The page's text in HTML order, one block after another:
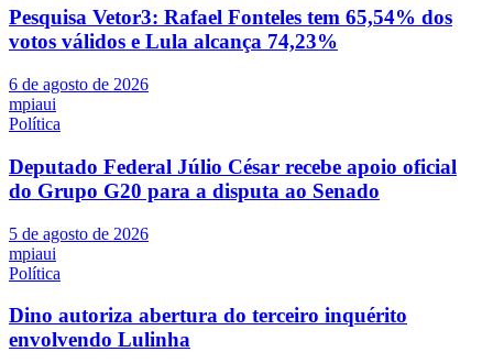
Pesquisa Vetor3: Rafael Fonteles tem 65,54% dos
votos válidos e Lula alcança 74,23%
6 de agosto de 2026
mpiaui
Política
Deputado Federal Júlio César recebe apoio oficial
do Grupo G20 para a disputa ao Senado
5 de agosto de 2026
mpiaui
Política
Dino autoriza abertura do terceiro inquérito
envolvendo Lulinha